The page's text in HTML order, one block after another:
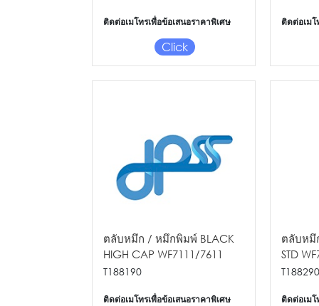
Click
ติดต่อเมโทรเพื่อข้อเสนอราคาพิเศษ ติดต่อเมโ
ตลับหมึก / หมึกพิมพ์ BLACK
HIGH CAP WF7111/7611
T188190
ติดต่อเมโทรเพื่อข้อเสนอราคาพิเศษ
ตลับหมึ
STD
T188290
ติดต่อเมโ